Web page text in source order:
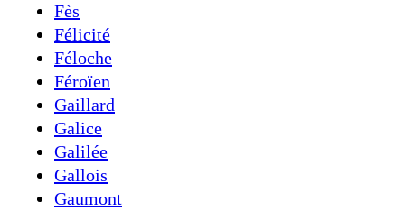
Fès
Félicité
Féloche
Féroïen
Gaillard
Galice
Galilée
Gallois
Gaumont